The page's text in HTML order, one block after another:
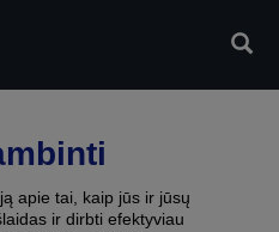
apie tai, kaip jūs ir jūsų
ir dirbti efektyviau